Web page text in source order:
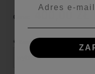
Cena: 400,00 ZŁ
* Rozmiar Koszule